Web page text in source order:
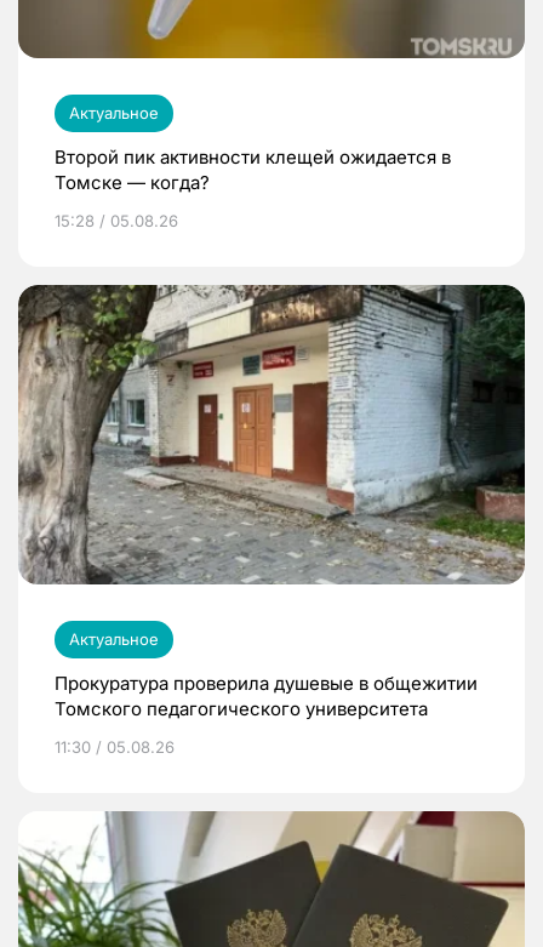
Актуальное
Второй пик активности клещей ожидается в
Томске — когда?
15:28 / 05.08.26
Актуальное
Прокуратура проверила душевые в общежитии
Томского педагогического университета
11:30 / 05.08.26